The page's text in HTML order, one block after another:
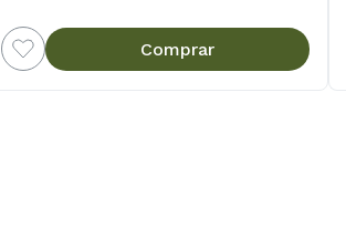
Comprar